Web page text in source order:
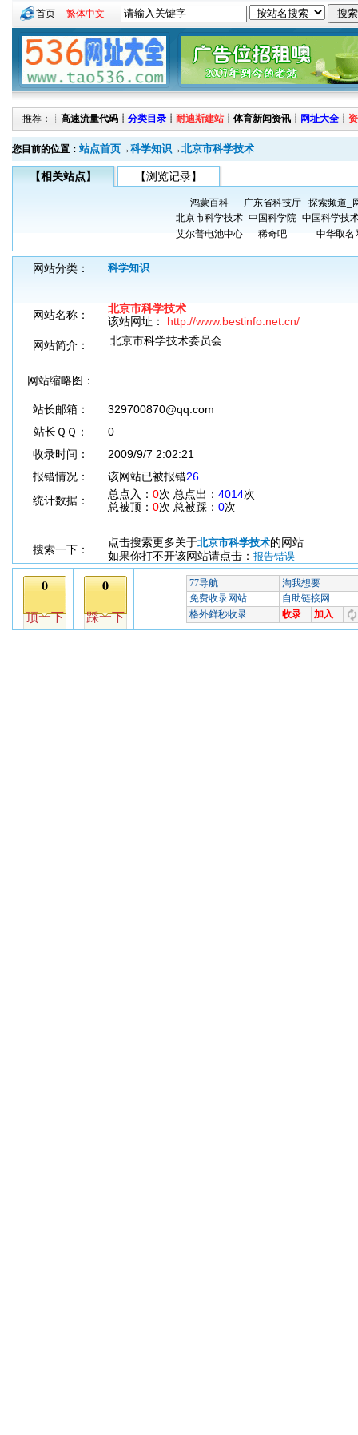
首页 繁体中文
推荐：┊ 高速流量代码 ┊ 分类目录 ┊ 耐迪斯建站 ┊ 体育新闻资讯 ┊ 网址大全 ┊
您目前的位置： 站点首页→科学知识→北京市科学技术
【相关站点】 【浏览记录】
鸿蒙百科 广东省科技厅
探索频道_
北京市科学技术 中国科学院 中国科学技
艾尔普电池中心
稀奇吧 中华取名
网站分类： 科学知识
网站名称：
北京市科学技术
该站网址： http://www.bestinfo.net.cn/
网站简介：
北京市科学技术委员会
网站缩略图：
站长邮箱：
329700870@qq.com
站长ＱＱ：
0
收录时间：
2009/9/7 2:02:21
报错情况：
该网站已被报错26
统计数据：
总点入： 0次 总点出： 4014次
总被顶： 0次 总被踩： 0次
搜索一下：
点击搜索更多关于北京市科学技术的网站
如果你打不开该网站请点击： 报告错误